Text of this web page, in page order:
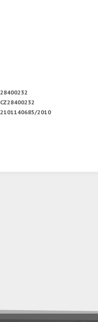
28400232
CZ28400232
2101140685/2010